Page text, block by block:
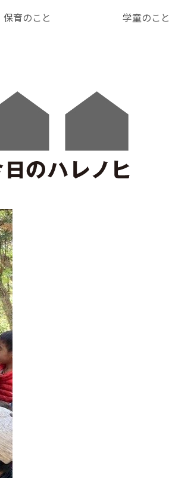
保育のこと 学童のこと